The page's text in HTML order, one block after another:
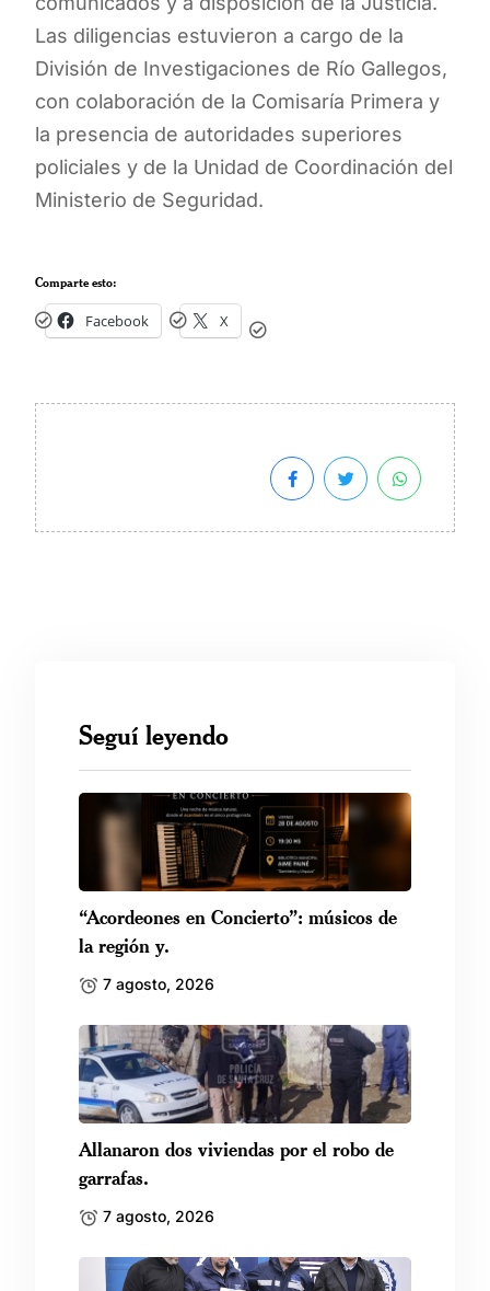
Las diligencias estuvieron a cargo de la
División de Investigaciones de Río Gallegos,
con colaboración de la Comisaría Primera y
la presencia de autoridades superiores
policiales y de la Unidad de Coordinación del
Ministerio de Seguridad.
Comparte esto:
Facebook X
Seguí leyendo
“Acordeones en Concierto”: músicos de
la región y.
7 agosto, 2026
Allanaron dos viviendas por el robo de
garrafas.
7 agosto, 2026